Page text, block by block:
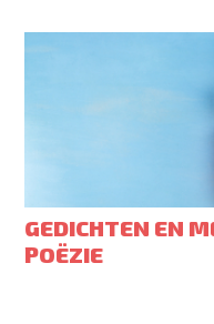
GEDICHTEN EN
POËZIE